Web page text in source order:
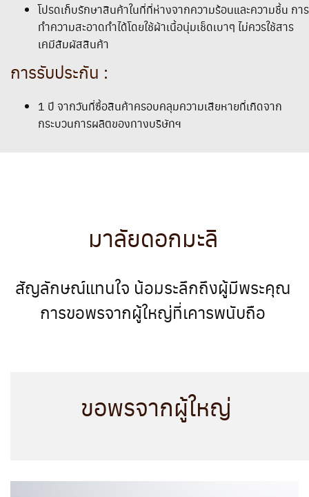
โปรดเก็บรักษาสินค้าในที่ที่ห่างจากความร้อนและความชื้น การ
ทำความสะอาดทำได้โดยใช้ผ้าเนื้อนุ่มเช็ดเบาๆ ไม่ควรใช้สาร
เคมีสัมผัสสินค้า
การรับประกัน :
1 ปี จากวันที่ซื้อสินค้าครอบคลุมความเสียหายที่เกิดจาก
กระบวนการผลิตของทางบริษัทฯ
มาลัยดอกมะลิ
สัญลักษณ์แทนใจ น้อมระลึกถึงผู้มีพระคุณ
การขอพรจากผู้ใหญ่ที่เคารพนับถือ
ขอพรจากผู้ใหญ่